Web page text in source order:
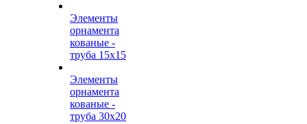
Элементы
орнамента
кованые -
труба 15х15
Элементы
орнамента
кованые -
труба 30х20